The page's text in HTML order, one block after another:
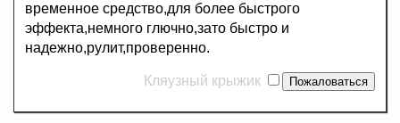
временное средство,для более быстрого
эффекта,немного глючно,зато быстро и
надежно,рулит,проверенно.
Кляузный крыжик